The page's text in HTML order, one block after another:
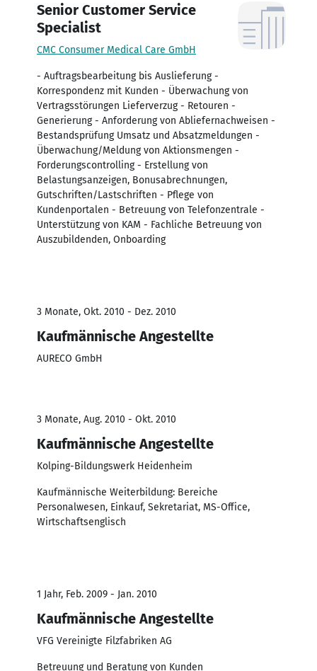
Senior Customer Service
Specialist
CMC Consumer Medical Care GmbH
- Auftragsbearbeitung bis Auslieferung -
Korrespondenz mit Kunden - Überwachung von
Vertragsstörungen Lieferverzug - Retouren -
Generierung - Anforderung von Abliefernachweisen -
Bestandsprüfung Umsatz und Absatzmeldungen -
Überwachung/Meldung von Aktionsmengen -
Forderungscontrolling - Erstellung von
Belastungsanzeigen, Bonusabrechnungen,
Gutschriften/Lastschriften - Pflege von
Kundenportalen - Betreuung von Telefonzentrale -
Unterstützung von KAM - Fachliche Betreuung von
Auszubildenden, Onboarding
3 Monate, Okt. 2010 - Dez. 2010
Kaufmännische Angestellte
AURECO GmbH
3 Monate, Aug. 2010 - Okt. 2010
Kaufmännische Angestellte
Kolping-Bildungswerk Heidenheim
Kaufmännische Weiterbildung: Bereiche
Personalwesen, Einkauf, Sekretariat, MS-Office,
Wirtschaftsenglisch
1 Jahr, Feb. 2009 - Jan. 2010
Kaufmännische Angestellte
VFG Vereinigte Filzfabriken AG
Betreuung und Beratung von Kunden